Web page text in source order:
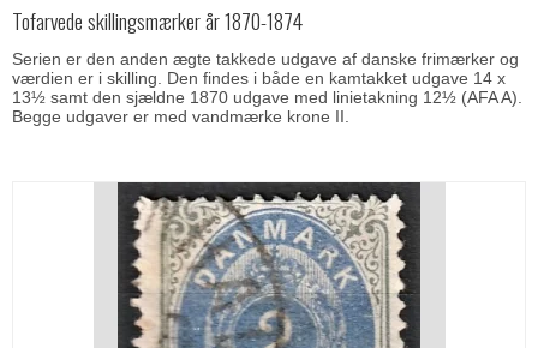
Tofarvede skillingsmærker år 1870-1874
Serien er den anden ægte takkede udgave af danske frimærker og
værdien er i skilling. Den findes i både en kamtakket udgave 14 x
13½ samt den sjældne 1870 udgave med linietakning 12½ (AFA A).
Begge udgaver er med vandmærke krone II.